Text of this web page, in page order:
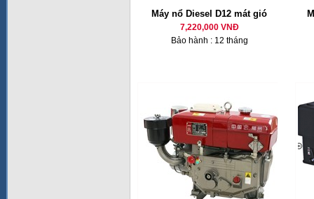
Máy nổ Diesel D12 mát gió
7,220,000 VNĐ
Bảo hành : 12 tháng